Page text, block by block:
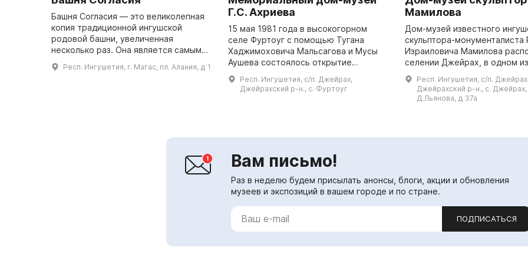
Башня Согласия — это великолепная
копия традиционной ингушской
родовой башни, увеличенная
несколько раз. Она является самым
высоким зданием в Ингушетии и
самой высокой смотровой башней на
Респ. Ингушетия, г. Магас, пл. Алания, д 1
Г.С. Ахриева
15 мая 1981 года в высокогорном
селе Фуртоуг с помощью Тугана
Хаджимоховича Мальсагова и Мусы
Аушева состоялось открытие
мемориального дома-музея,
посвященного известному
ингушскому революционеру, гер...
Респ. Ингушетия, с/п. Джейрах,
Джейрахский р-н., с. Фуртоуг
Мамилова
Дом-музей известного
скульптора-монументалиста
Израиловича Мамилова
селении Джейрах, в одном
живописных уголков Ингушетии.
открытие состоялось в
Респ. Ингушетия, с/п.
Джейрахский р-н., с. Джейрах,
Д.Льянова, д 37а
Вам письмо!
Раз в неделю будем присылать анонсы, блоги, акции и обновления
музеев и экспозиций в вашем городе и по стране.
ПОДПИСАТЬСЯ